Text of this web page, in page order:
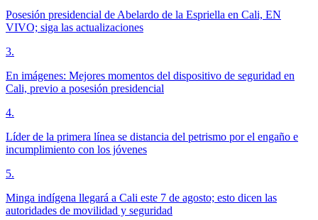
Posesión presidencial de Abelardo de la Espriella en Cali, EN
VIVO; siga las actualizaciones
3.
En imágenes: Mejores momentos del dispositivo de seguridad en
Cali, previo a posesión presidencial
4.
Líder de la primera línea se distancia del petrismo por el engaño e
incumplimiento con los jóvenes
5.
Minga indígena llegará a Cali este 7 de agosto; esto dicen las
autoridades de movilidad y seguridad